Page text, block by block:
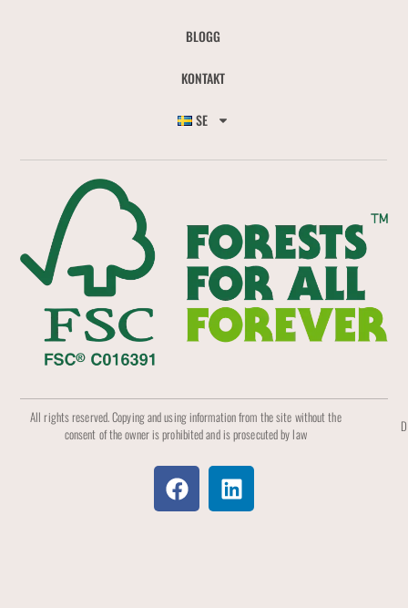
BLOGG
KONTAKT
SE
All rights reserved. Copying and using information from the site without the
consent of the owner is prohibited and is prosecuted by law